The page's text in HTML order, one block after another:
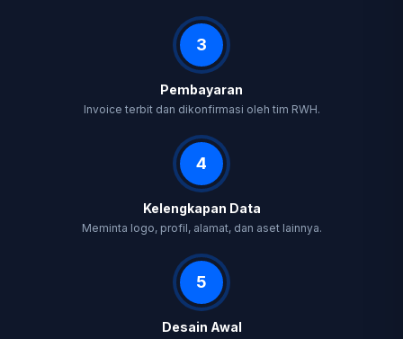
3
Pembayaran
Invoice terbit dan dikonfirmasi oleh tim RWH.
4
Kelengkapan Data
Meminta logo, profil, alamat, dan aset lainnya.
5
Desain Awal